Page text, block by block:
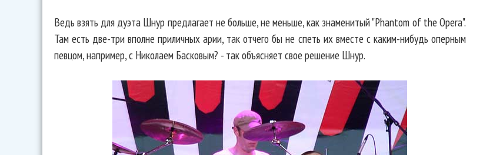
Ведь взять для дуэта Шнур предлагает не больше, не меньше, как знаменитый "Phantom of the Opera".
Там есть две-три вполне приличных арии, так отчего бы не спеть их вместе с каким-нибудь оперным
певцом, например, с Николаем Басковым? - так объясняет свое решение Шнур.